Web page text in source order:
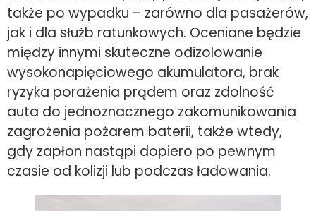
także po wypadku – zarówno dla pasażerów,
jak i dla służb ratunkowych. Oceniane będzie
między innymi skuteczne odizolowanie
wysokonapięciowego akumulatora, brak
ryzyka porażenia prądem oraz zdolność
auta do jednoznacznego zakomunikowania
zagrożenia pożarem baterii, także wtedy,
gdy zapłon nastąpi dopiero po pewnym
czasie od kolizji lub podczas ładowania.